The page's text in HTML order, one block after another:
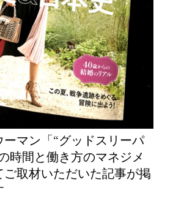
マン「“グッドスリーパ
時間と働き方のマネジメ
ご取材いただいた記事が掲